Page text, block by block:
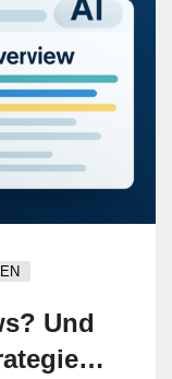
ihr
Blick
im
Und